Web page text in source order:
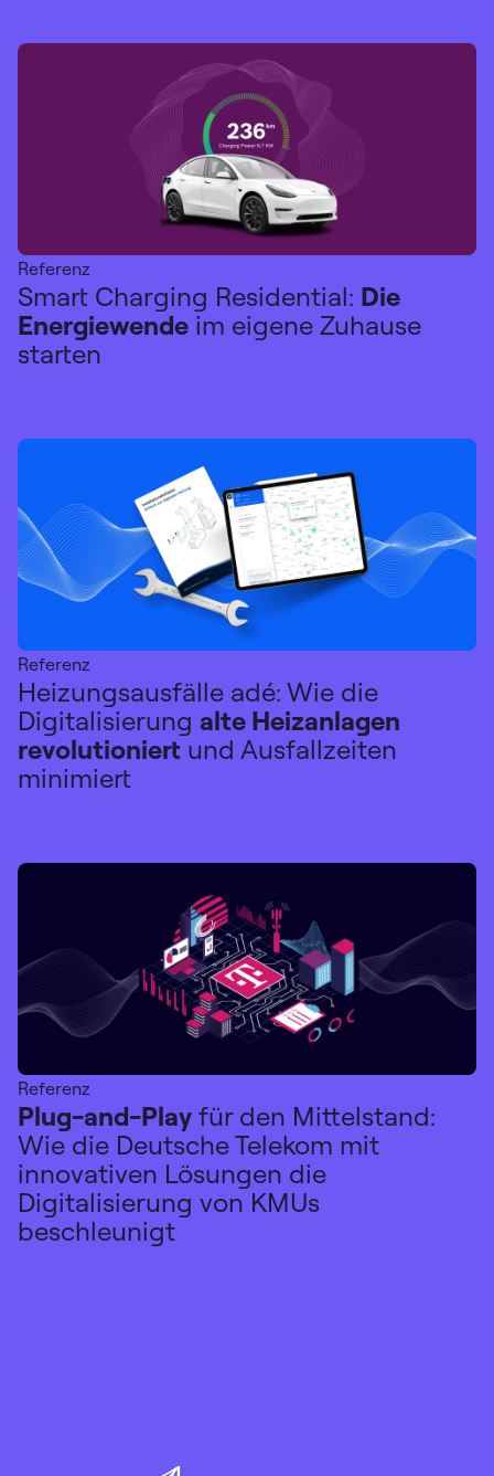
Referenz
Smart Charging Residential: Die
Energiewende im eigene Zuhause
starten
Referenz
Heizungsausfälle adé: Wie die
Digitalisierung alte Heizanlagen
revolutioniert und Ausfallzeiten
minimiert
Referenz
Plug-and-Play für den Mittelstand:
Wie die Deutsche Telekom mit
innovativen Lösungen die
Digitalisierung von KMUs
beschleunigt